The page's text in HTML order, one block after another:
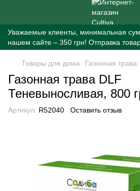
Уважаемые клиенты, минимальная
нашем сайте – 350 грн! Отправка
Товары для дома Газонная трава
Газонная трава DLF
Теневыносливая, 800
Артикул: R52040 Оставить отзыв